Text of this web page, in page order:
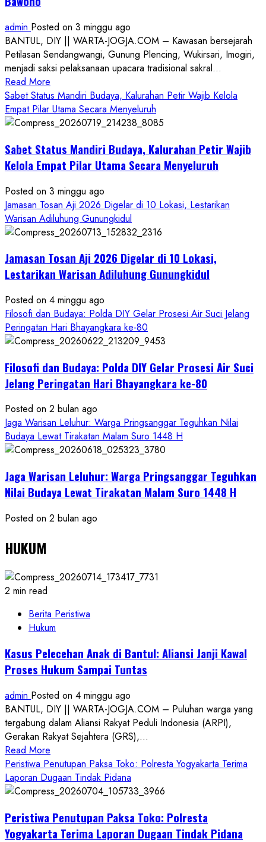
admin Posted on 3 minggu ago
BANTUL, DIY || WARTA-JOGJA.COM – Kawasan bersejarah
Petilasan Sendangwangi, Gunung Plencing, Wukirsari, Imogiri,
menjadi saksi pelaksanaan upacara tradisional sakral...
Read More
more
about
Dihadiri
Nasional,
Ruwatan
Petilasan
Sendangwangi
Mohon
Restu
Hayuning
Bawono
Sabet Status Mandiri Budaya, Kalurahan Petir Wajib Kelola
Empat Pilar Utama Secara Menyeluruh
Sabet Status Mandiri Budaya, Kalurahan Petir Wajib
Kelola Empat Pilar Utama Secara Menyeluruh
Posted on 3 minggu ago
Jamasan Tosan Aji 2026 Digelar di 10 Lokasi, Lestarikan
Warisan Adiluhung Gunungkidul
Jamasan Tosan Aji 2026 Digelar di 10 Lokasi,
Lestarikan Warisan Adiluhung Gunungkidul
Posted on 4 minggu ago
Filosofi dan Budaya: Polda DIY Gelar Prosesi Air Suci Jelang
Peringatan Hari Bhayangkara ke-80
Filosofi dan Budaya: Polda DIY Gelar Prosesi Air Suci
Jelang Peringatan Hari Bhayangkara ke-80
Posted on 2 bulan ago
Jaga Warisan Leluhur: Warga Pringsanggar Teguhkan Nilai
Budaya Lewat Tirakatan Malam Suro 1448 H
Jaga Warisan Leluhur: Warga Pringsanggar Teguhkan
Nilai Budaya Lewat Tirakatan Malam Suro 1448 H
Posted on 2 bulan ago
HUKUM
2 min read
Berita Peristiwa
Hukum
Kasus Pelecehan Anak di Bantul: Aliansi Janji Kawal
Proses Hukum Sampai Tuntas
admin Posted on 4 minggu ago
BANTUL, DIY || WARTA-JOGJA.COM – Puluhan warga yang
tergabung dalam Aliansi Rakyat Peduli Indonesia (ARPI),
Gerakan Rakyat Sejahtera (GRS),...
Read More
more
about
Kasus
Anak
di
Peristiwa Penutupan Paksa Toko: Polresta Yogyakarta Terima
Laporan Dugaan Tindak Pidana
Peristiwa Penutupan Paksa Toko: Polresta
Yogyakarta Terima Laporan Dugaan Tindak Pidana